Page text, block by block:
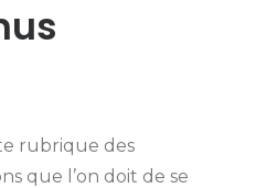
rubrique des
que l’on doit de se